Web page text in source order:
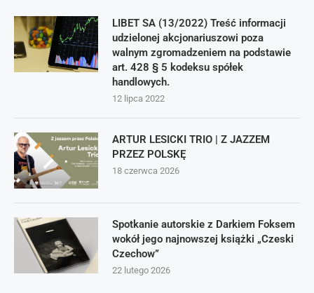
LIBET SA (13/2022) Treść informacji
udzielonej akcjonariuszowi poza
walnym zgromadzeniem na podstawie
art. 428 § 5 kodeksu spółek
handlowych.
12 lipca 2022
ARTUR LESICKI TRIO | Z JAZZEM
PRZEZ POLSKĘ
18 czerwca 2026
Spotkanie autorskie z Darkiem Foksem
wokół jego najnowszej książki „Czeski
Czechow”
22 lutego 2026